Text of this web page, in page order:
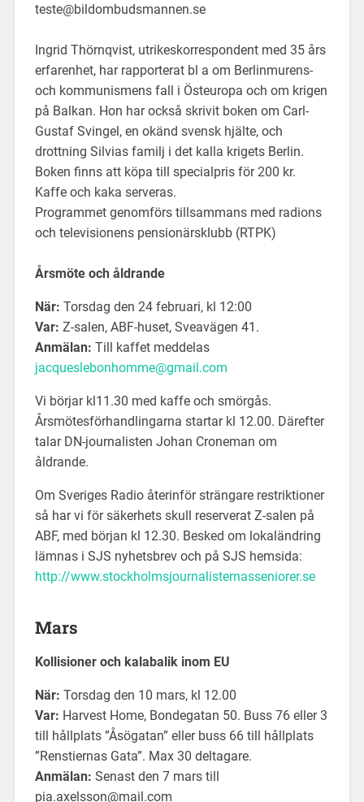
teste@bildombudsmannen.se
Ingrid Thörnqvist, utrikeskorrespondent med 35 års
erfarenhet, har rapporterat bl a om Berlinmurens-
och kommunismens fall i Östeuropa och om krigen
på Balkan. Hon har också skrivit boken om Carl-
Gustaf Svingel, en okänd svensk hjälte, och
drottning Silvias familj i det kalla krigets Berlin.
Boken finns att köpa till specialpris för 200 kr.
Kaffe och kaka serveras.
Programmet genomförs tillsammans med radions
och televisionens pensionärsklubb (RTPK)
Årsmöte och åldrande
När: Torsdag den 24 februari, kl 12:00
Var: Z-salen, ABF-huset, Sveavägen 41.
Anmälan: Till kaffet meddelas
jacqueslebonhomme@gmail.com
Vi börjar kl11.30 med kaffe och smörgås.
Årsmötesförhandlingarna startar kl 12.00. Därefter
talar DN-journalisten Johan Croneman om
åldrande.
Om Sveriges Radio återinför strängare restriktioner
så har vi för säkerhets skull reserverat Z-salen på
ABF, med början kl 12.30. Besked om lokaländring
lämnas i SJS nyhetsbrev och på SJS hemsida:
http://www.stockholmsjournalisternasseniorer.se
Mars
Kollisioner och kalabalik inom EU
När: Torsdag den 10 mars, kl 12.00
Var: Harvest Home, Bondegatan 50. Buss 76 eller 3
till hållplats ”Åsögatan” eller buss 66 till hållplats
”Renstiernas Gata”. Max 30 deltagare.
Anmälan: Senast den 7 mars till
pia.axelsson@mail.com